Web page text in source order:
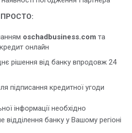
oschadbusiness.com та
онлайн
рішення від банку впродовж 24
підписання кредитної угоди
інформації необхідно
відділення банку у Вашому регіоні